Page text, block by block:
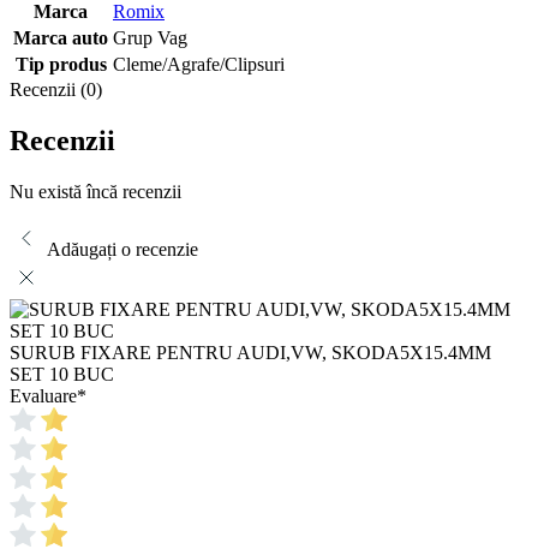
Marca
Romix
Marca auto Grup Vag
Tip produs Cleme/Agrafe/Clipsuri
Recenzii (0)
Recenzii
Nu există încă recenzii
Adăugați o recenzie
SURUB FIXARE PENTRU AUDI,VW, SKODA5X15.4MM
SET 10 BUC
Evaluare*